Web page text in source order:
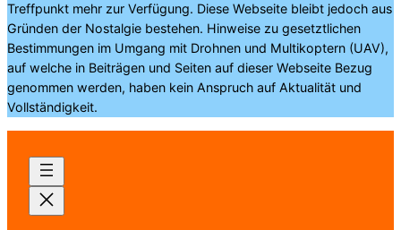
Treffpunkt mehr zur Verfügung. Diese Webseite bleibt jedoch aus
Gründen der Nostalgie bestehen. Hinweise zu gesetztlichen
Bestimmungen im Umgang mit Drohnen und Multikoptern (UAV),
auf welche in Beiträgen und Seiten auf dieser Webseite Bezug
genommen werden, haben kein Anspruch auf Aktualität und
Vollständigkeit.